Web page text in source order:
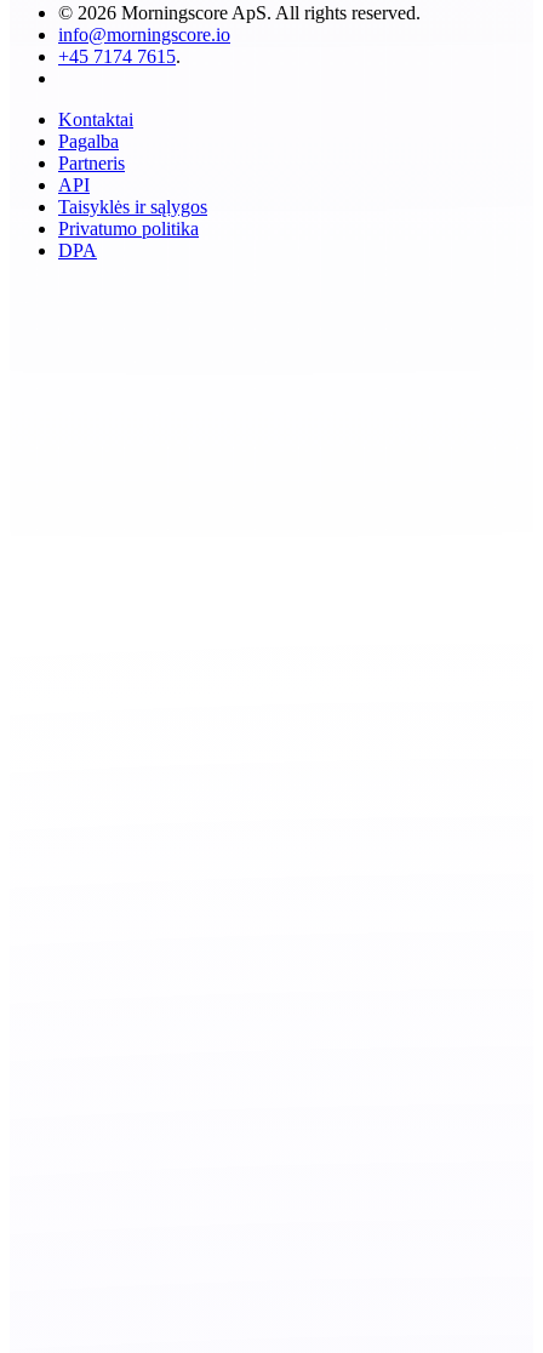
© 2026 Morningscore ApS. All rights reserved.
info@morningscore.io
+45 7174 7615.
Kontaktai
Pagalba
Partneris
API
Taisyklės ir sąlygos
Privatumo politika
DPA